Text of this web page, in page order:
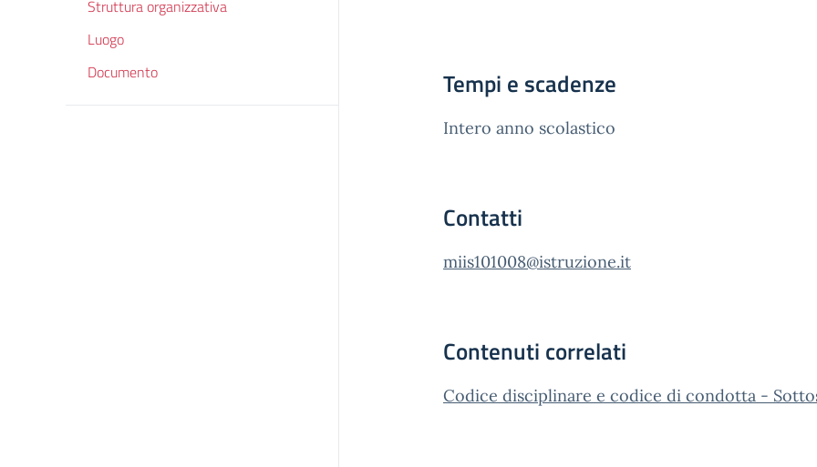
Struttura organizzativa
Luogo
Documento
Tempi e scadenze
Intero anno scolastico
Contatti
miis101008@istruzione.it
Contenuti correlati
Codice disciplinare e codice di condotta -